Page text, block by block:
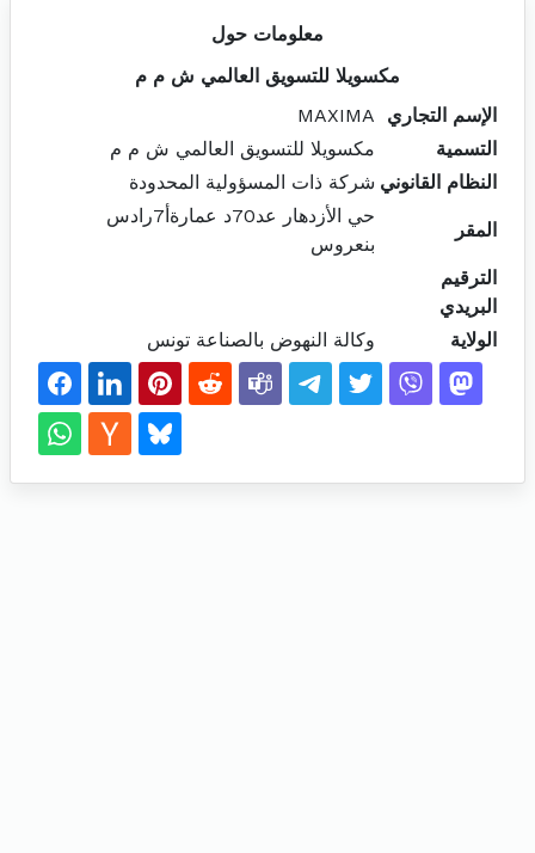
معلومات حول
مكسويلا للتسويق العالمي ش م م
الإسم التجاري
MAXIMA
التسمية
مكسويلا للتسويق العالمي ش م م
النظام القانوني شركة ذات المسؤولية المحدودة
المقر
حي الأزدهار عد70د عمارةأ7رادس
بنعروس
الترقيم
البريدي
الولاية
وكالة النهوض بالصناعة تونس